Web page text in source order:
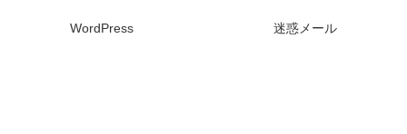
WordPress 迷惑メール